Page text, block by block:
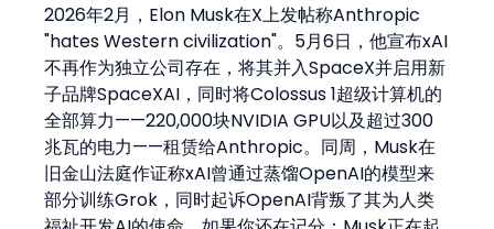
2026年2月，Elon Musk在X上发帖称Anthropic
"hates Western civilization"。5月6日，他宣布xAI
不再作为独立公司存在，将其并入SpaceX并启用新
子品牌SpaceXAI，同时将Colossus 1超级计算机的
全部算力——220,000块NVIDIA GPU以及超过300
兆瓦的电力——租赁给Anthropic。同周，Musk在
旧金山法庭作证称xAI曾通过蒸馏OpenAI的模型来
部分训练Grok，同时起诉OpenAI背叛了其为人类